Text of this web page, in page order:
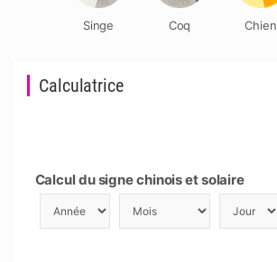
Calculatrice
Calcul du signe chinois et solaire
Singe Coq Chien